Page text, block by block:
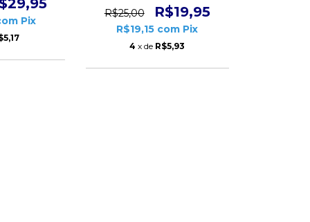
Pix
R$25,00
R$19,95
R$19,15 com Pix
4 x de R$5,93